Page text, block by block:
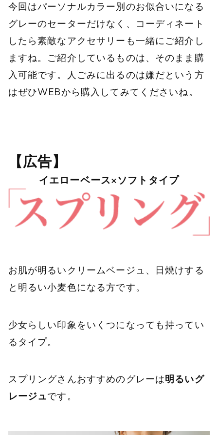
今回はパーソナルカラー別のお似合いになる
グレーのセーターだけなく、コーディネート
したら素敵なアクセサリーも一緒にご紹介し
ますね。ご紹介しているものは、そのまま購
入可能です。人ごみに出るのは嫌だという方
はぜひWEBから購入してみてくださいね。
【広告】
イエローベース×ソフトタイプ
お肌が明るいクリームベージュ、日焼けする
と明るい小麦色になる方です。
少女らしい印象をいくつになっても持ってい
るタイプ。
スプリングさんおすすめのグレーは明るいグ
レージュです。